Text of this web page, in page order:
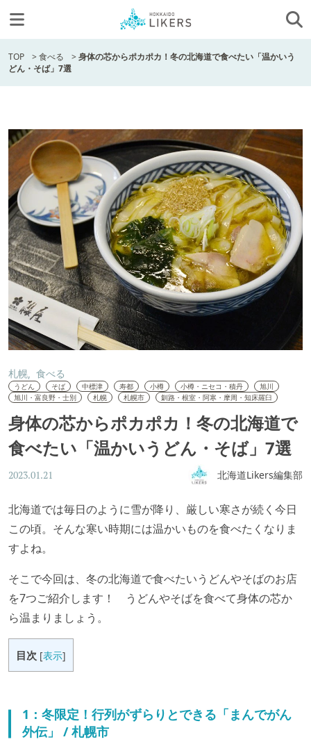
TOP >食べる >身体の芯からポカポカ！冬の北海道で食べたい「温かいう
どん・そば」7選
札幌 食べる
うどん そば 中標津 寿都 小樽 小樽・ニセコ・積丹
旭川
旭川・富良野・士別
札幌 札幌市 釧路・根室・阿寒・摩周・知床羅臼
身体の芯からポカポカ！冬の北海道で
食べたい「温かいうどん・そば」7選
2023.01.21 北海道Likers編集部
北海道では毎日のように雪が降り、厳しい寒さが続く今日
この頃。そんな寒い時期には温かいものを食べたくなりま
すよね。
そこで今回は、冬の北海道で食べたいうどんやそばのお店
を7つご紹介します！ うどんやそばを食べて身体の芯か
ら温まりましょう。
目次 [表示]
1：冬限定！行列がずらりとできる「まんでがん
外伝」 / 札幌市